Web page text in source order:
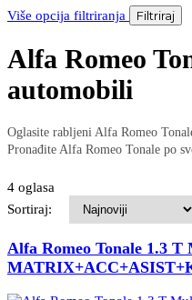
Više opcija filtriranja Filtriraj
Alfa Romeo
automobili
Oglasite rabljeni Alfa Romeo
Pronađite Alfa Romeo Tonale po
4 oglasa
Sortiraj:
Alfa Romeo Tonale 1.3